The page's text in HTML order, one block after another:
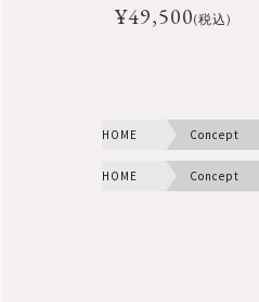
¥49,500(税込)
HOME Concept
HOME Concept